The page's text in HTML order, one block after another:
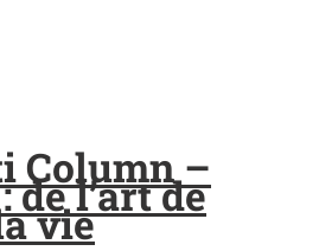
Column –
de l’art de
vie